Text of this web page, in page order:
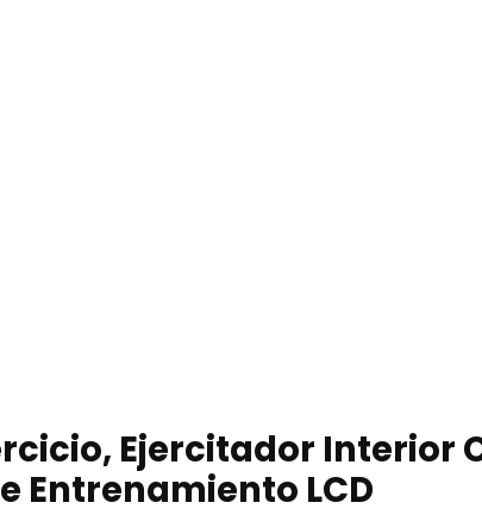
Ejercitador Interior
Entrenamiento LCD